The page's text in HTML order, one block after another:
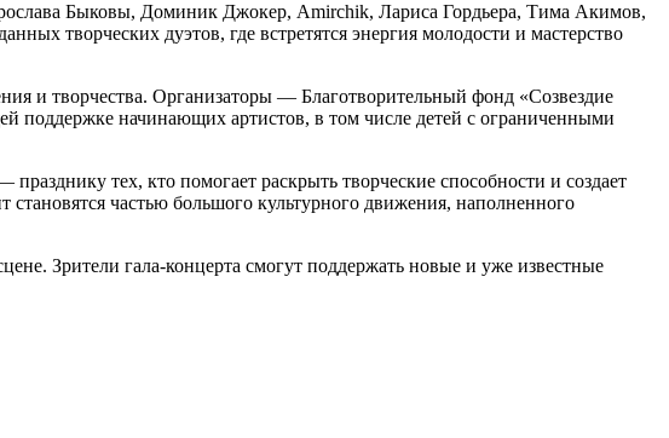
Быковы, Доминик Джокер, Amirchik, Лариса Гордьера, Тима Акимов,
творческих дуэтов, где встретятся энергия молодости и мастерство
и творчества. Организаторы — Благотворительный фонд «Созвездие
поддержке начинающих артистов, в том числе детей с ограниченными
тех, кто помогает раскрыть творческие способности и создает
становятся частью большого культурного движения, наполненного
Зрители гала-концерта смогут поддержать новые и уже известные